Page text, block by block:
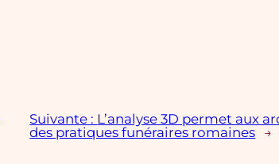
Suivante : L’analyse 3D permet aux
des pratiques funéraires romaines →